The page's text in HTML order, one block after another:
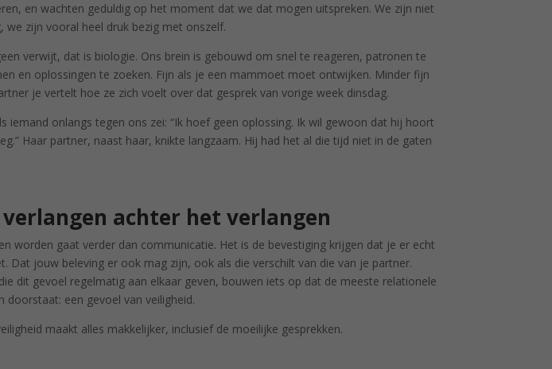
en wachten geduldig op het moment dat we dat mogen uitspreken. We zijn niet
we zijn vooral heel druk bezig met onszelf.
verwijt, dat is biologie. Ons brein is gebouwd om snel te reageren, patronen te
en oplossingen te zoeken. Fijn als je een mammoet moet ontwijken. Minder fijn
je vertelt hoe ze zich voelt over dat gesprek van vorige week dinsdag.
iemand onlangs tegen ons zei: “Ik hoef geen oplossing. Ik wil gewoon dat hij hoort
Haar partner, naast haar, knikte langzaam. Hij had het al die tijd niet in de gaten
achter het verlangen
worden gaat verder dan communicatie. Het is de bevestiging krijgen dat je er echt
Dat jouw beleving er ook mag zijn, ook als die verschilt van die van je partner.
dit gevoel regelmatig aan elkaar geven, bouwen iets op dat de meeste relationele
doorstaat: een gevoel van veiligheid.
maakt alles makkelijker, inclusief de moeilijke gesprekken.